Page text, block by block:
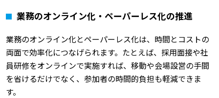
業務のオンライン化・ペーパーレス化の推進
業務のオンライン化とペーパーレス化は、時間とコストの
両面で効率化につなげられます。たとえば、採用面接や社
員研修をオンラインで実施すれば、移動や会場設営の手間
を省けるだけでなく、参加者の時間的負担も軽減できま
す。